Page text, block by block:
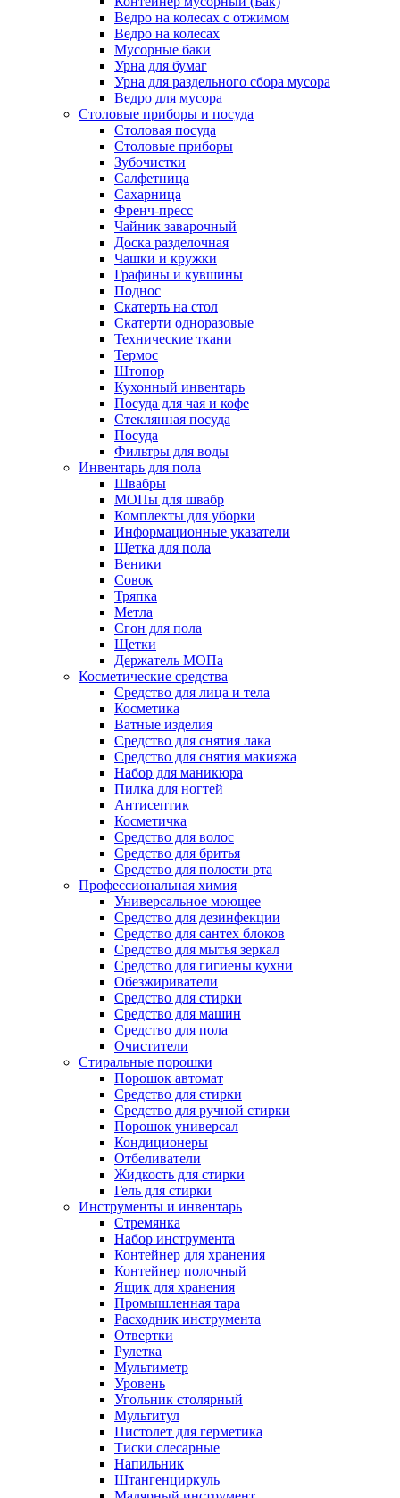
Ведро на колесах с отжимом
Ведро на колесах
Мусорные баки
Урна для бумаг
Урна для раздельного сбора мусора
Ведро для мусора
Столовые приборы и посуда
Столовая посуда
Столовые приборы
Зубочистки
Салфетница
Сахарница
Френч-пресс
Чайник заварочный
Доска разделочная
Чашки и кружки
Графины и кувшины
Поднос
Скатерть на стол
Скатерти одноразовые
Технические ткани
Термос
Штопор
Кухонный инвентарь
Посуда для чая и кофе
Стеклянная посуда
Посуда
Фильтры для воды
Инвентарь для пола
Швабры
МОПы для швабр
Комплекты для уборки
Информационные указатели
Щетка для пола
Веники
Совок
Тряпка
Метла
Сгон для пола
Щетки
Держатель МОПа
Косметические средства
Средство для лица и тела
Косметика
Ватные изделия
Средство для снятия лака
Средство для снятия макияжа
Набор для маникюра
Пилка для ногтей
Антисептик
Косметичка
Средство для волос
Средство для бритья
Средство для полости рта
Профессиональная химия
Универсальное моющее
Средство для дезинфекции
Средство для сантех блоков
Средство для мытья зеркал
Средство для гигиены кухни
Обезжириватели
Средство для стирки
Средство для машин
Средство для пола
Очистители
Стиральные порошки
Порошок автомат
Средство для стирки
Средство для ручной стирки
Порошок универсал
Кондиционеры
Отбеливатели
Жидкость для стирки
Гель для стирки
Инструменты и инвентарь
Стремянка
Набор инструмента
Контейнер для хранения
Контейнер полочный
Ящик для хранения
Промышленная тара
Расходник инструмента
Отвертки
Рулетка
Мультиметр
Уровень
Угольник столярный
Мультитул
Пистолет для герметика
Тиски слесарные
Напильник
Штангенциркуль